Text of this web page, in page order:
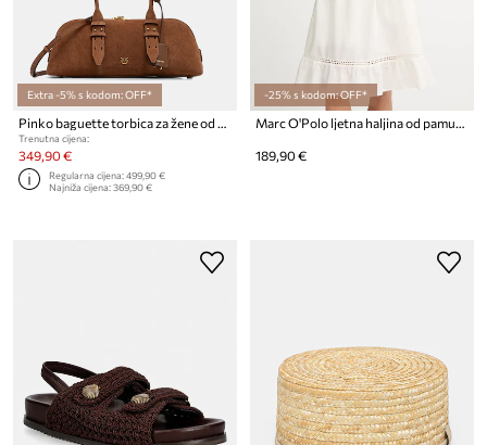
Extra -5% s kodom: OFF*
Pinko baguette torbica za žene od brušene kože
Trenutna cijena:
349,90 €
Regularna cijena:499,90 €
Najniža cijena:369,90 €
-25% s kodom: OFF*
Marc O'Polo ljetna haljina od pamuka
189,90 €